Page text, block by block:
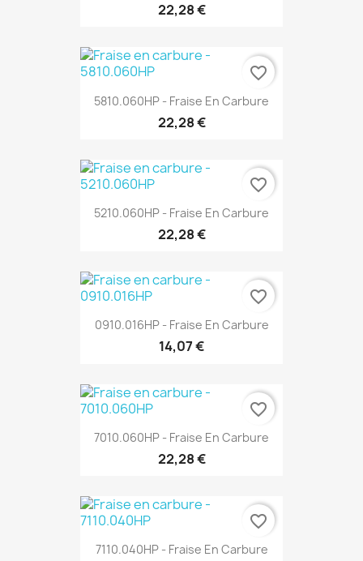
22,28 €
5810.060HP - Fraise En Carbure
22,28 €
favorite_border
5210.060HP - Fraise En Carbure
22,28 €
favorite_border
0910.016HP - Fraise En Carbure
14,07 €
favorite_border
7010.060HP - Fraise En Carbure
22,28 €
favorite_border
7110.040HP - Fraise En Carbure
favorite_border